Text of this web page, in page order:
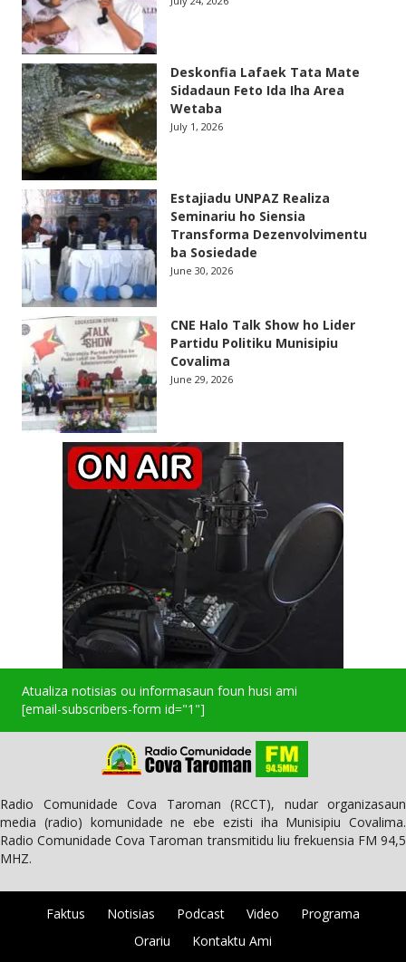
Deskonfia Lafaek Tata Mate
Sidadaun Feto Ida Iha Area
Wetaba
July 1, 2026
Estajiadu UNPAZ Realiza
Seminariu ho Siensia
Transforma Dezenvolvimentu
ba Sosiedade
June 30, 2026
CNE Halo Talk Show ho Lider
Partidu Politiku Munisipiu
Covalima
June 29, 2026
Atualiza notisias ou informasaun foun husi ami
[email-subscribers-form id="1"]
Radio Comunidade Cova Taroman (RCCT), nudar organizasaun
media (radio) komunidade ne ebe ezisti iha Munisipiu Covalima.
Radio Comunidade Cova Taroman transmitidu liu frekuensia FM 94,5
MHZ.
Faktus Notisias Podcast Video
Programa
Orariu
Kontaktu Ami